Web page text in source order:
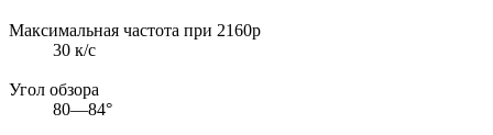
Максимальная частота при 2160p
30 к/с
Угол обзора
80—84°